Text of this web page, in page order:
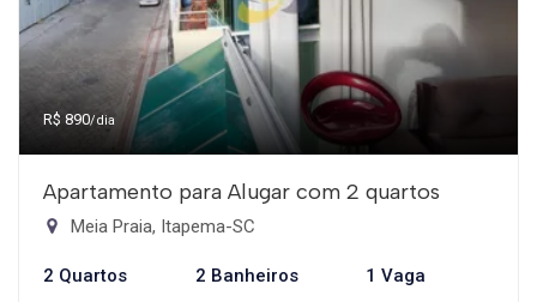
R$ 890/dia
Apartamento para Alugar com 2 quartos
Meia Praia, Itapema-SC
2 Quartos 2 Banheiros 1 Vaga